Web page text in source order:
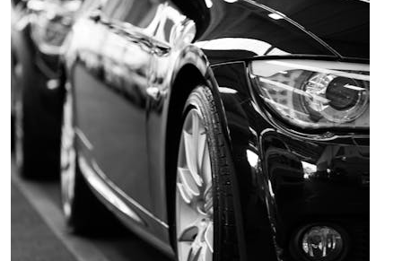
Kainų
Palyginimais
Ir
Garantijomis
kaip
veikia
ir
kodėl
ji